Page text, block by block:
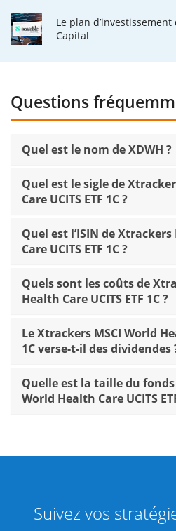
Le plan d’investissement
Capital
Questions
Quel est le nom de XDWH ?
Quel est le sigle de
Care UCITS ETF 1C ?
Quel est l’ISIN de
Care UCITS ETF 1C ?
Quels sont les coûts de
Health Care UCITS ETF 1C ?
Le Xtrackers MSCI World
1C verse-t-il des dividendes
Quelle est la taille du fonds
World Health Care UCITS
Suivez vos